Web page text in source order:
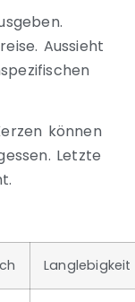
Aussieht
können
Letzte
Langlebigkeit